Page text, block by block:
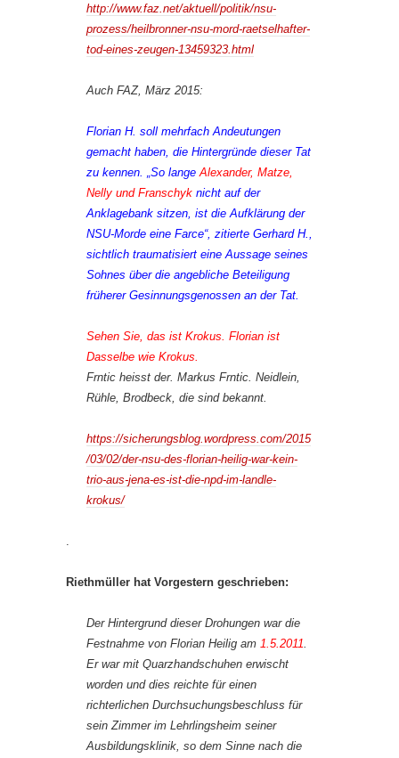
http://www.faz.net/aktuell/politik/nsu-
prozess/heilbronner-nsu-mord-raetselhafter-
tod-eines-zeugen-13459323.html
Auch FAZ, März 2015:
Florian H. soll mehrfach Andeutungen
gemacht haben, die Hintergründe dieser Tat
zu kennen. „So lange Alexander, Matze,
Nelly und Franschyk nicht auf der
Anklagebank sitzen, ist die Aufklärung der
NSU-Morde eine Farce“, zitierte Gerhard H.,
sichtlich traumatisiert eine Aussage seines
Sohnes über die angebliche Beteiligung
früherer Gesinnungsgenossen an der Tat.
Sehen Sie, das ist Krokus. Florian ist
Dasselbe wie Krokus.
Frntic heisst der. Markus Frntic. Neidlein,
Rühle, Brodbeck, die sind bekannt.
https://sicherungsblog.wordpress.com/2015
/03/02/der-nsu-des-florian-heilig-war-kein-
trio-aus-jena-es-ist-die-npd-im-landle-
krokus/
Riethmüller hat Vorgestern geschrieben:
Der Hintergrund dieser Drohungen war die
Festnahme von Florian Heilig am 1.5.2011
Er war mit Quarzhandschuhen erwischt
worden und dies reichte für einen
richterlichen Durchsuchungsbeschluss für
sein Zimmer im Lehrlingsheim seiner
Ausbildungsklinik, so dem Sinne nach die